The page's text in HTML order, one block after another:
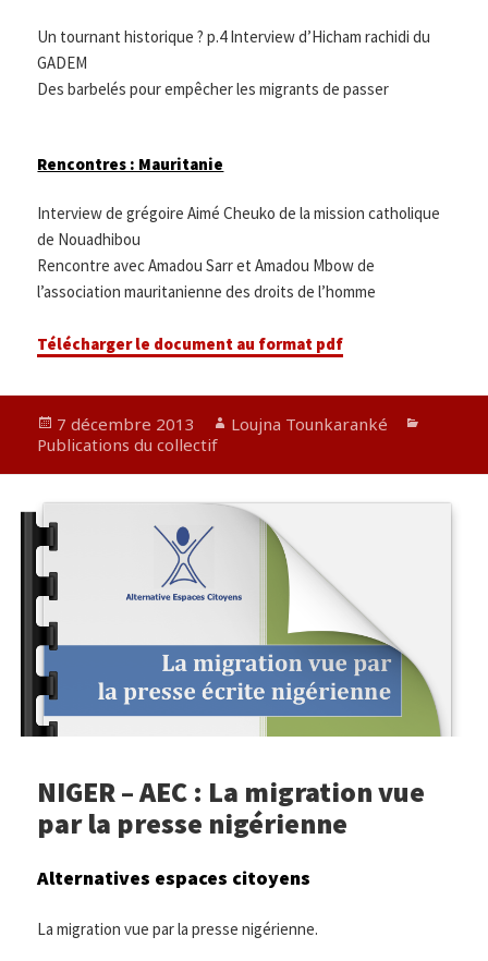
Un tournant historique ? p.4 Interview d’Hicham rachidi du
GADEM
Des barbelés pour empêcher les migrants de passer
Rencontres : Mauritanie
Interview de grégoire Aimé Cheuko de la mission catholique
de Nouadhibou
Rencontre avec Amadou Sarr et Amadou Mbow de
l’association mauritanienne des droits de l’homme
Télécharger le document au format pdf
Publié
le
7 décembre 2013 Auteur
Loujna Tounkaranké
Publications du collectif
NIGER – AEC : La migration vue
par la presse nigérienne
Alternatives espaces citoyens
La migration vue par la presse nigérienne.